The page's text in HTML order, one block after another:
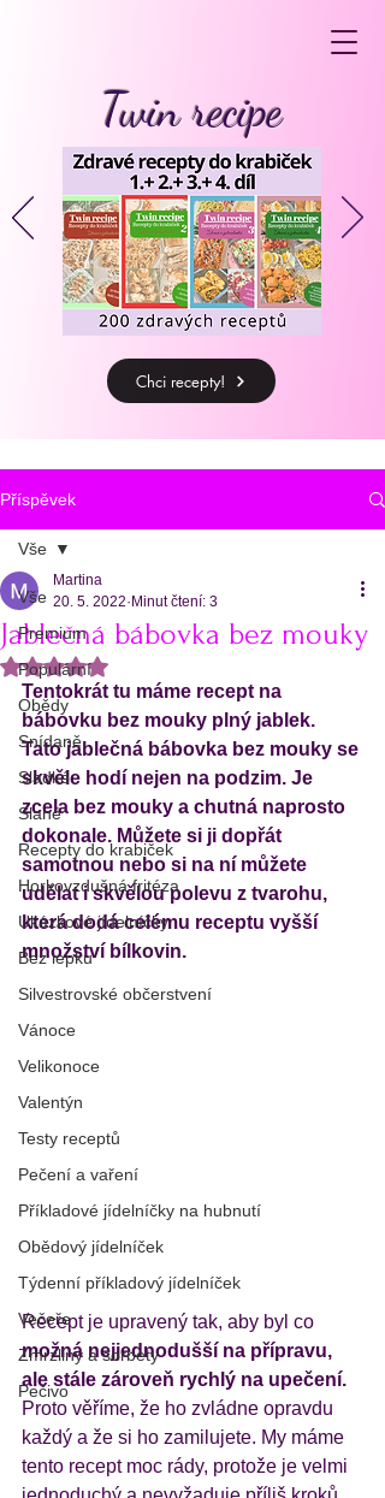
Twin recipe
Chci recepty!
Příspěvek
Vše
Premium
Populární
Obědy
Snídaně
Sladké
Slané
Recepty do krabiček
Horkovzdušná fritéza
Ukázkové jídelníčky
Bez lepku
Silvestrovské občerstvení
Vánoce
Velikonoce
Valentýn
Testy receptů
Pečení a vaření
Příkladové jídelníčky na hubnutí
Obědový jídelníček
Týdenní příkladový jídelníček
Večeře
Zmrzliny a sorbety
Pečivo
Vše
Jablečná bábovka bez mouky
Martina
20. 5. 2022 Minut čtení: 3
Hodnoceno NaN z 5 hvězdiček.
Tentokrát tu máme recept na
bábovku bez mouky plný jablek.
Tato jablečná bábovka bez mouky se
skvěle hodí nejen na podzim. Je
zcela bez mouky a chutná naprosto
dokonale. Můžete si ji dopřát
samotnou nebo si na ní můžete
udělat i skvělou polevu z tvarohu,
která dodá celému receptu vyšší
množství bílkovin.
Recept je upravený tak, aby byl co
možná nejjednodušší na přípravu,
ale stále zároveň rychlý na upečení.
Proto věříme, že ho zvládne opravdu
každý a že si ho zamilujete. My máme
tento recept moc rády, protože je velmi